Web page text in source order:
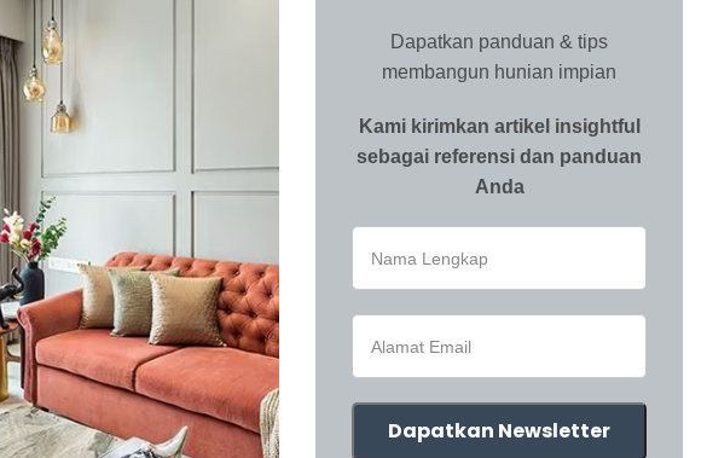
Dapatkan panduan & tips
membangun hunian impian
Kami kirimkan artikel insightful
sebagai referensi dan panduan
Anda